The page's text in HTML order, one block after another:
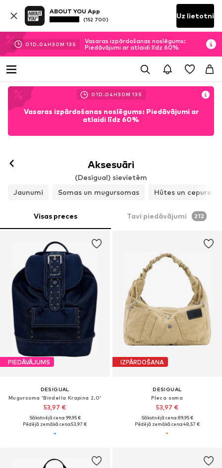
ABOUT YOU App
(152 700) Uz lietotni
01D.04H30M 12 S
Vasaras izpārdošanas noslēgums:
Piedāvājumi ar atlaidi līdz 60%
01D.04H30M 12 S
Vasaras izpārdošanas noslēgums: Piedāvājumi ar
atlaidi līdz 60%
Aksesuāri
(Desigual) sievietēm
Jaunumi
Somas un mugursomas Hūtes un cepures
Visas preces Tavi piedāvājumi 212
PIEDĀVĀJUMS
DESIGUAL
Mugursoma 'Bindella Krapina 2.0'
53,97 €
Sākotnējā cena: 99,95 €
Pēdējā zemākā cena:53,97 €
IZPĀRDOŠANA
DESIGUAL
Pleca soma
53,97 €
Sākotnējā cena: 89,95 €
Pēdējā zemākā cena:48,57 €